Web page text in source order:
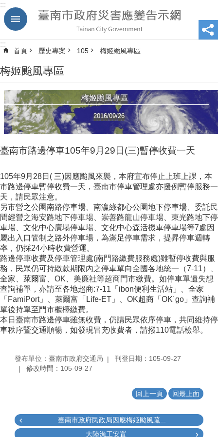
跳到主要內容區塊
:::
:::
首頁 歷史專案 105 梅姬颱風專區
梅姬颱風專區
梅姬颱風專區
2016/09/26
臺南市路邊停車105年9月29日(三)暫停收費一天
105年9月28日( 三)因應颱風來襲，本府宣布停止上班上課，本
市路邊停車暫停收費一天，臺南市停車管理處亦援例暫停服務一
天，請民眾注意。
另市營之公園南路停車場、南瀛綠都心公園地下停車場、委託民
間經營之海安路地下停車場、崇善路龍山停車場、東光路地下停
車場、文化中心廣場停車場、文化中心森活機車停車場等7處因
屬出入口管制之路外停車場，為滿足停車需求，提昇停車週轉
率，仍採24小時收費營運。
路邊停車收費及停車管理處(南門路繳費服務處)雖暫停收費與服
務，民眾仍可持繳款期限內之停車單向全國各地統一（7-11）、
全家、萊爾富、OK、美廉社等超商門市繳費。如停車單遺失想
查詢補單，亦請至各地超商:7-11「ibon便利生活站」、全家
「FamiPort」、萊爾富「Life-ET」、OK超商「OK˙go」查詢補
單後持單至門市櫃檯繳費。
本日臺南市路邊停車雖無收費，仍請民眾依序停車，共同維持停
車秩序暨交通順暢，如發現冒充收費者，請撥110電話檢舉。
發布單位：臺南市政府交通局
刊登日期：105-09-27
修改時間：105-09-27
回上一頁 回最上面
臺南市政府民政局因應梅姬颱風疏...
大陸漁工安置